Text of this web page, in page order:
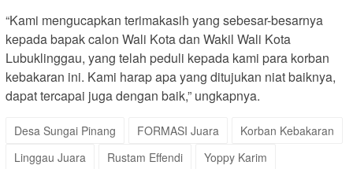
“Kami mengucapkan terimakasih yang sebesar-besarnya
kepada bapak calon Wali Kota dan Wakil Wali Kota
Lubuklinggau, yang telah peduli kepada kami para korban
kebakaran ini. Kami harap apa yang ditujukan niat baiknya,
dapat tercapai juga dengan baik,” ungkapnya.
Desa Sungai Pinang FORMASI Juara
Korban Kebakaran
Linggau Juara
Rustam Effendi
Yoppy Karim